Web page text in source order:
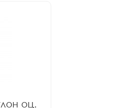
оц.